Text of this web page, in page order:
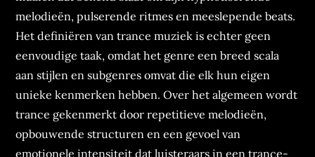
melodieën, pulserende ritmes en meeslepende beats.
Het definiëren van trance muziek is echter geen
eenvoudige taak, omdat het genre een breed scala
aan stijlen en subgenres omvat die elk hun eigen
unieke kenmerken hebben. Over het algemeen wordt
trance gekenmerkt door repetitieve melodieën,
opbouwende structuren en een gevoel van
emotionele intensiteit dat luisteraars in een trance-